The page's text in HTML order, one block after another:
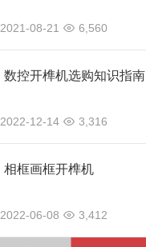
2021-08-21 6,560
数控开榫机选购知识指南
2022-12-14 3,316
相框画框开榫机
2022-06-08 3,412